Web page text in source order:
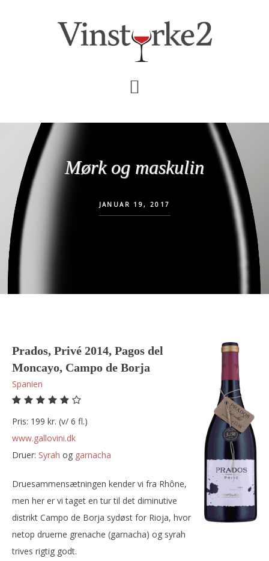
Mørk og maskulin
JANUAR 19, 2017
Prados, Privé 2014, Pagos del
Moncayo, Campo de Borja
Spanien
Pris: 199 kr. (v/ 6 fl.)
www.gallovini.dk
Druer:
syrah og garnacha
Druesammensætningen kender vi fra Rhône,
men her er vi taget en tur til det diminutive
distrikt Campo de Borja sydøst for Rioja, hvor
netop druerne grenache (garnacha) og syrah
trives rigtig godt.